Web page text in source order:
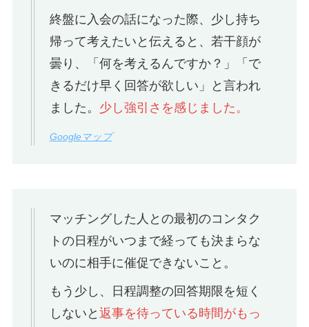
終盤に入会の話になった際、少し持ち
帰って考えたいと伝えると、若干顔が
曇り、「何を考えるんですか？」「で
きるだけ早く回答が欲しい」と言われ
ました。 少し強引さを感じました。
Googleマップ
マッチングした人との最初のコンタク
トの日程がいつまで経っても決まらな
いのに相手に催促できないこと。
もう少し、日程調整の回答期限を短く
しないと 返事を待っている時間がもっ